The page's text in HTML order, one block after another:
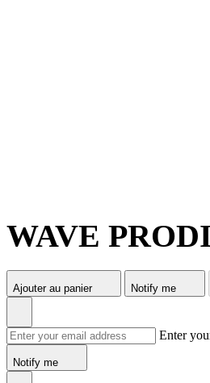
WAVE
Ajouter au panier Notify me
Enter
Notify me